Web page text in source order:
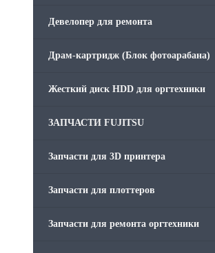
Девелопер для ремонта
Драм-картридж (Блок фотоарабана)
Жесткий диск HDD для оргтехники
ЗАПЧАСТИ FUJITSU
Запчасти для 3D принтера
Запчасти для плоттеров
Запчасти для ремонта оргтехники